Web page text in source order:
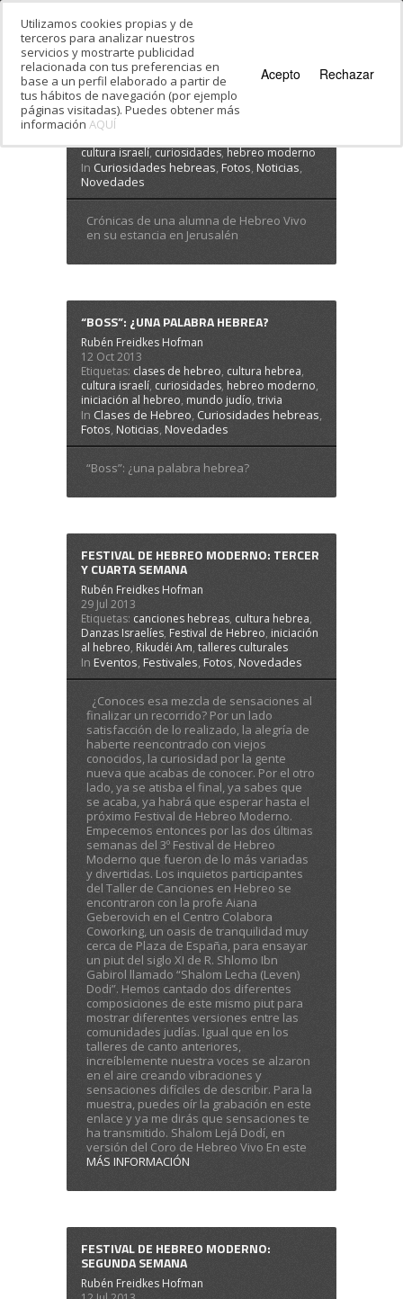
Estás en: Inicio · Fotos
MI AVENTURA EN ISRAEL
Rubén Freidkes Hofman
21 Nov 2013
cultura israelí,curiosidades,hebreo moderno
In Curiosidades hebreas,Fotos,Noticias,
Novedades
Crónicas de una alumna de Hebreo Vivo
en su estancia en Jerusalén
“BOSS”: ¿UNA PALABRA HEBREA?
Rubén Freidkes Hofman
12 Oct 2013
Etiquetas: clases de hebreo, cultura hebrea,
cultura israelí, curiosidades, hebreo moderno,
iniciación al hebreo, mundo judío, trivia
In Clases de Hebreo, Curiosidades hebreas,
Fotos,Noticias,Novedades
“Boss”: ¿una palabra hebrea?
FESTIVAL DE HEBREO MODERNO: TERCER
Y CUARTA SEMANA
Rubén Freidkes Hofman
29 Jul 2013
Etiquetas: canciones hebreas, cultura hebrea,
Danzas Israelíes, Festival de Hebreo, iniciación
al hebreo, Rikudéi Am, talleres culturales
In Eventos,Festivales,Fotos,Novedades
¿Conoces esa mezcla de sensaciones al
finalizar un recorrido? Por un lado
satisfacción de lo realizado, la alegría de
haberte reencontrado con viejos
conocidos, la curiosidad por la gente
nueva que acabas de conocer. Por el otro
lado, ya se atisba el final, ya sabes que
se acaba, ya habrá que esperar hasta el
próximo Festival de Hebreo Moderno.
Empecemos entonces por las dos últimas
semanas del 3º Festival de Hebreo
Moderno que fueron de lo más variadas
y divertidas. Los inquietos participantes
del Taller de Canciones en Hebreo se
encontraron con la profe Aiana
Geberovich en el Centro Colabora
Coworking, un oasis de tranquilidad muy
cerca de Plaza de España, para ensayar
un piut del siglo XI de R. Shlomo Ibn
Gabirol llamado “Shalom Lecha (Leven)
Dodi”. Hemos cantado dos diferentes
composiciones de este mismo piut para
mostrar diferentes versiones entre las
comunidades judías. Igual que en los
talleres de canto anteriores,
increíblemente nuestra voces se alzaron
en el aire creando vibraciones y
sensaciones difíciles de describir. Para la
muestra, puedes oír la grabación en este
enlace y ya me dirás que sensaciones te
ha transmitido. Shalom Lejá Dodí, en
versión del Coro de Hebreo Vivo En este
MÁS INFORMACIÓN
FESTIVAL DE HEBREO MODERNO:
SEGUNDA SEMANA
Rubén Freidkes Hofman
Utilizamos cookies propias y de
terceros para analizar nuestros
servicios y mostrarte publicidad
relacionada con tus preferencias en
base a un perfil elaborado a partir de
tus hábitos de navegación (por ejemplo
páginas visitadas). Puedes obtener más
información AQUÍ
Acepto Rechazar